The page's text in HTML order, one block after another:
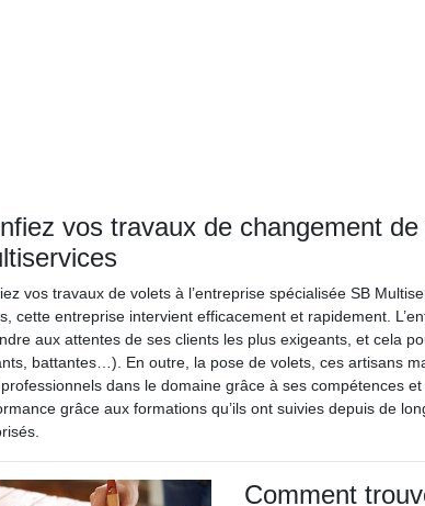
vos travaux de changement
vos travaux de volets à l’entreprise spécialisée SB
cette entreprise intervient efficacement et rapidement.
aux attentes de ses clients les plus exigeants, et cela
battantes…). En outre, la pose de volets, ces artisans
dans le domaine grâce à ses compétences
grâce aux formations qu’ils ont suivies depuis de
Comment